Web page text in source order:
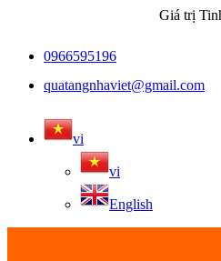
Giá trị Tinh hoa
0966595196
quatangnhaviet@gmail.com
vi
vi
English